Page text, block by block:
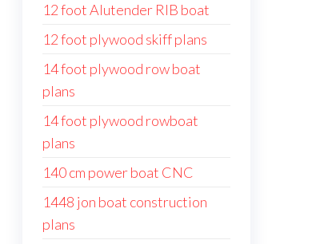
12 foot Alutender RIB boat
12 foot plywood skiff plans
14 foot plywood row boat
plans
14 foot plywood rowboat
plans
140 cm power boat CNC
1448 jon boat construction
plans